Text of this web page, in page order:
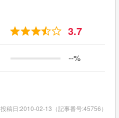
3.7
--%
投稿日:2010-02-13 （記事番号:45756）